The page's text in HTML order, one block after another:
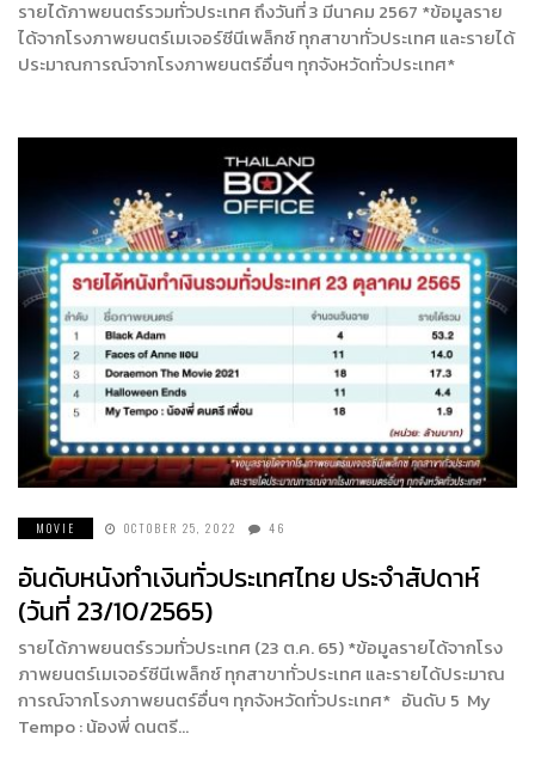
รายได้ภาพยนตร์รวมทั่วประเทศ ถึงวันที่ 3 มีนาคม 2567 *ข้อมูลราย
ได้จากโรงภาพยนตร์เมเจอร์ซีนีเพล็กซ์ ทุกสาขาทั่วประเทศ และรายได้
ประมาณการณ์จากโรงภาพยนตร์อื่นๆ ทุกจังหวัดทั่วประเทศ*
MOVIE OCTOBER 25, 2022 46
อันดับหนังทำเงินทั่วประเทศไทย ประจำสัปดาห์
(วันที่ 23/10/2565)
รายได้ภาพยนตร์รวมทั่วประเทศ (23 ต.ค. 65) *ข้อมูลรายได้จากโรง
ภาพยนตร์เมเจอร์ซีนีเพล็กซ์ ทุกสาขาทั่วประเทศ และรายได้ประมาณ
การณ์จากโรงภาพยนตร์อื่นๆ ทุกจังหวัดทั่วประเทศ* อันดับ 5 My
Tempo : น้องพี่ ดนตรี…